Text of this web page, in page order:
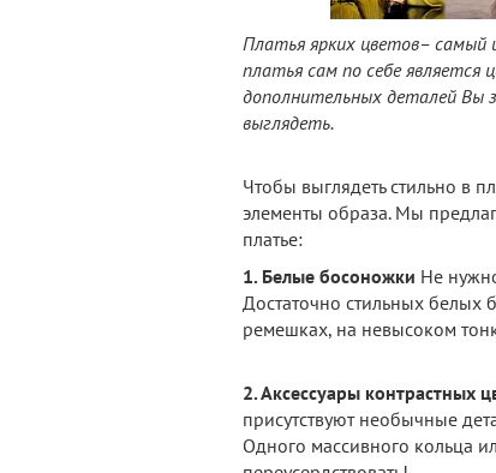
Платья ярких цветов–
платья сам по себе
дополнительных деталей Вы
выглядеть.
Чтобы выглядеть стильно в
элементы образа. Мы
платье:
1. Белые босоножки Не
Достаточно стильных
ремешках, на невысоком
2. Аксессуары контрастных
присутствуют необычные
Одного массивного кольца